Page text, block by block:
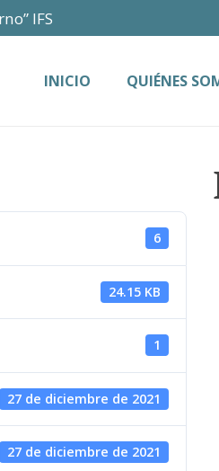
IFS
INICIO QUIÉNES
6
24.15 KB
1
27 de diciembre de 2021
27 de diciembre de 2021